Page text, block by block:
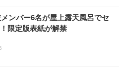
ンバー6名が屋上露天風呂でセ
限定版表紙が解禁